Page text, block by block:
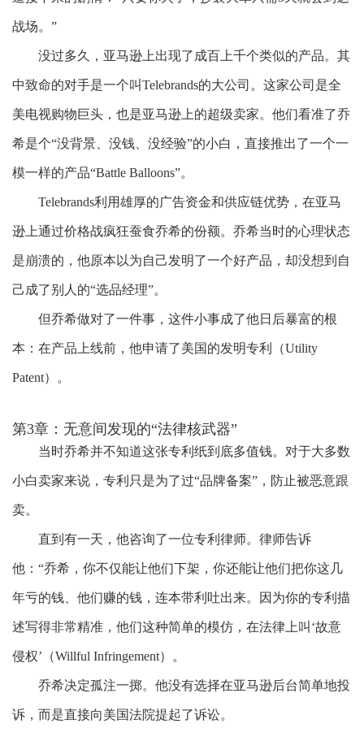
战场。”
没过多久，亚马逊上出现了成百上千个类似的产品。其
中致命的对手是一个叫Telebrands的大公司。这家公司是全
美电视购物巨头，也是亚马逊上的超级卖家。他们看准了乔
希是个“没背景、没钱、没经验”的小白，直接推出了一个一
模一样的产品“Battle Balloons”。
Telebrands利用雄厚的广告资金和供应链优势，在亚马
逊上通过价格战疯狂蚕食乔希的份额。乔希当时的心理状态
是崩溃的，他原本以为自己发明了一个好产品，却没想到自
己成了别人的“选品经理”。
但乔希做对了一件事，这件小事成了他日后暴富的根
本：在产品上线前，他申请了美国的发明专利（Utility
Patent）。
第3章：无意间发现的“法律核武器”
当时乔希并不知道这张专利纸到底多值钱。对于大多数
小白卖家来说，专利只是为了过“品牌备案”，防止被恶意跟
卖。
直到有一天，他咨询了一位专利律师。律师告诉
他： “乔希，你不仅能让他们下架，你还能让他们把你这几
年亏的钱、他们赚的钱，连本带利吐出来。因为你的专利描
述写得非常精准，他们这种简单的模仿，在法律上叫‘故意
侵权’（Willful Infringement）。
乔希决定孤注一掷。他没有选择在亚马逊后台简单地投
诉，而是直接向美国法院提起了诉讼。